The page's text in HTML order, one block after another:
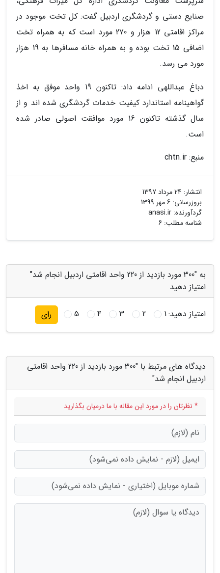
صنایع دستی و گردشگری اردبیل گفت: کل تخت موجود در
مراکز اقامتی 12 هزار و 270 مورد است که به همراه تخت
اضافی 15 تخت بوده و به همراه خانه مسافرها به 19 هزار
مورد می رسد.
دباغ عبداللهی ادامه داد: تاکنون 19 واحد موفق به اخذ
گواهینامه استاندارد کیفیت خدمات گردشگری شده اند و از
سال گذشته تاکنون 16 مورد موافقت اصولی صادر شده
است.
منبع: chtn.ir
انتشار: 24 مرداد 1397
بروزرسانی: 6 مهر 1399
گردآورنده: anasi.ir
شناسه مطلب: 6
به "300 مورد بازدید از 220 واحد اقامتی اردبیل انجام شد"
امتیاز دهید
امتیاز دهید:1
2
3
4
5 رای
دیدگاه های مرتبط با "300 مورد بازدید از 220 واحد اقامتی
اردبیل انجام شد"
* نظرتان را در مورد این مقاله با ما درمیان بگذارید